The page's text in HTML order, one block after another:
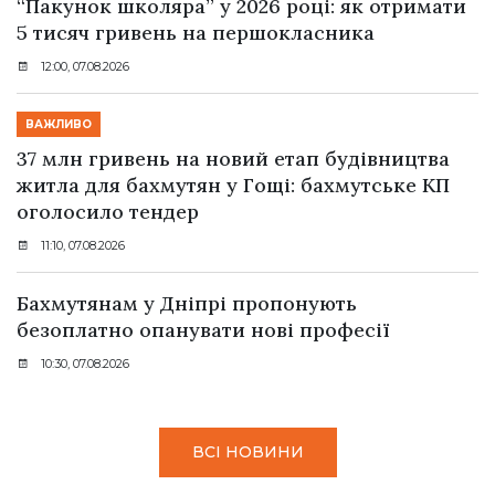
“Пакунок школяра” у 2026 році: як отримати
5 тисяч гривень на першокласника
12:00, 07.08.2026
ВАЖЛИВО
37 млн гривень на новий етап будівництва
житла для бахмутян у Гощі: бахмутське КП
оголосило тендер
11:10, 07.08.2026
Бахмутянам у Дніпрі пропонують
безоплатно опанувати нові професії
10:30, 07.08.2026
ВСІ НОВИНИ